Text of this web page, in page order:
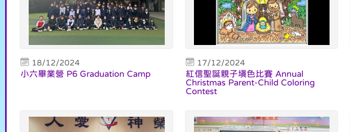
18/12/2024
小六畢業營 P6 Graduation Camp
17/12/2024
紅信聖誕親子填色比賽 Annual
Christmas Parent-Child Coloring
Contest